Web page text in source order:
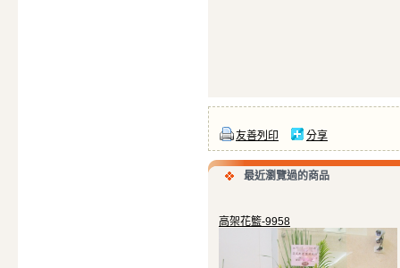
友善列印 分享
最近瀏覽過的商品
高架花籃-9958